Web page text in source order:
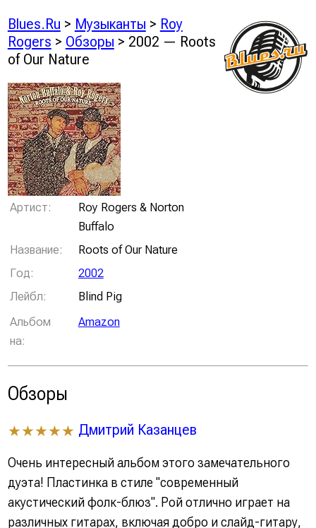
Blues.Ru > Музыканты > Roy
Rogers > Обзоры > 2002 — Roots
of Our Nature
Артист:
Roy Rogers & Norton
Buffalo
Название:
Roots of Our Nature
Год:
2002
Лейбл:
Blind Pig
Альбом
на:
Amazon
Обзоры
★★★★★ Дмитрий Казанцев
Очень интересный альбом этого замечательного
дуэта! Пластинка в стиле "современный
акустический фолк-блюз". Рой отлично играет на
различных гитарах, включая добро и слайд-гитару,